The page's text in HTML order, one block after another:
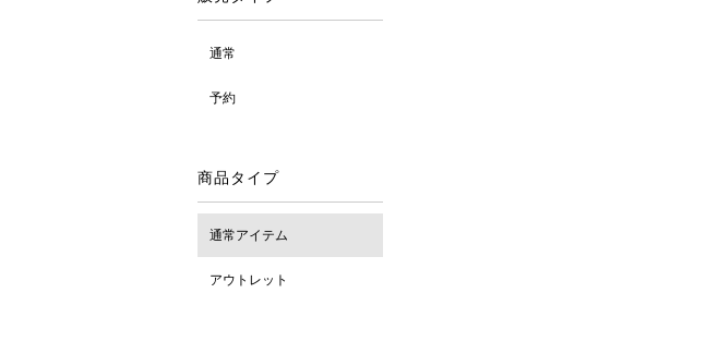
通常
予約
商品タイプ
通常アイテム
アウトレット